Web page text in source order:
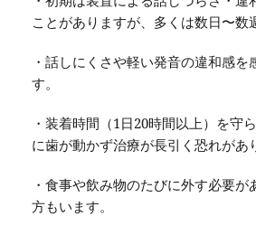
ことがありますが、多くは数日〜数
・話しにくさや軽い発音の違和感を
す。
・装着時間（1日20時間以上）を守
に歯が動かず治療が長引く恐れがあ
・食事や飲み物のたびに外す必要が
方もいます。